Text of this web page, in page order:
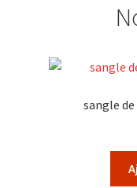
sangle